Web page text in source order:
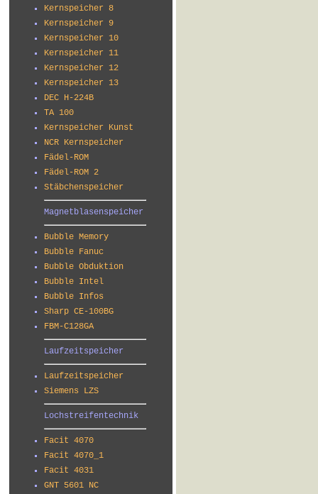
Kernspeicher 8
Kernspeicher 9
Kernspeicher 10
Kernspeicher 11
Kernspeicher 12
Kernspeicher 13
DEC H-224B
TA 100
Kernspeicher Kunst
NCR Kernspeicher
Fädel-ROM
Fädel-ROM 2
Stäbchenspeicher
Magnetblasenspeicher
Bubble Memory
Bubble Fanuc
Bubble Obduktion
Bubble Intel
Bubble Infos
Sharp CE-100BG
FBM-C128GA
Laufzeitspeicher
Laufzeitspeicher
Siemens LZS
Lochstreifentechnik
Facit 4070
Facit 4070_1
Facit 4031
GNT 5601 NC